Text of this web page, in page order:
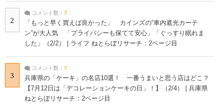
2
コメント数： 7
「もっと早く買えば良かった」 カインズの“車内遮光カーテ
ン”が大人気 「プライバシーも保てて安心」「ぐっすり眠れま
した」（2/2） | ライフ ねとらぼリサーチ：2ページ目
3
コメント数： 7
兵庫県の「ケーキ」の名店10選！ 一番うまいと思う店はどこ？
【7月12日は「デコレーションケーキの日」！】（2/4） | 兵庫県
ねとらぼリサーチ：2ページ目